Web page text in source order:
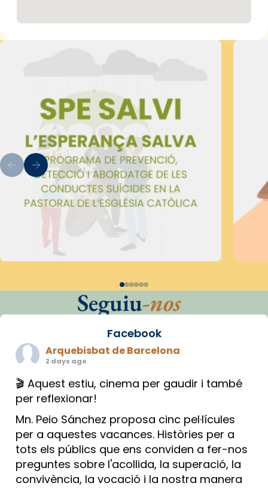
Seguiu-nos
Facebook
Arquebisbat de Barcelona
2 days ago
🎬 Aquest estiu, cinema per gaudir i també
per reflexionar!
Mn. Peio Sánchez proposa cinc pel·lícules
per a aquestes vacances. Històries per a
tots els públics que ens conviden a fer-nos
preguntes sobre l'acollida, la superació, la
convivència, la vocació i la nostra manera